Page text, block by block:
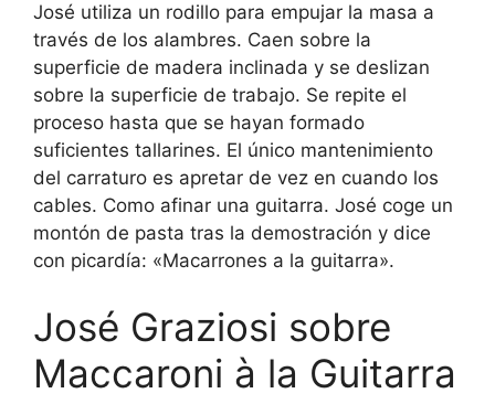
José utiliza un rodillo para empujar la masa a
través de los alambres. Caen sobre la
superficie de madera inclinada y se deslizan
sobre la superficie de trabajo. Se repite el
proceso hasta que se hayan formado
suficientes tallarines. El único mantenimiento
del carraturo es apretar de vez en cuando los
cables. Como afinar una guitarra. José coge un
montón de pasta tras la demostración y dice
con picardía: «Macarrones a la guitarra».
José Graziosi sobre
Maccaroni à la Guitarra